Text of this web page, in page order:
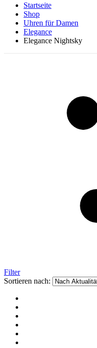
Startseite
Shop
Uhren für Damen
Elegance
Elegance Nightsky
Filter
Sortieren nach: